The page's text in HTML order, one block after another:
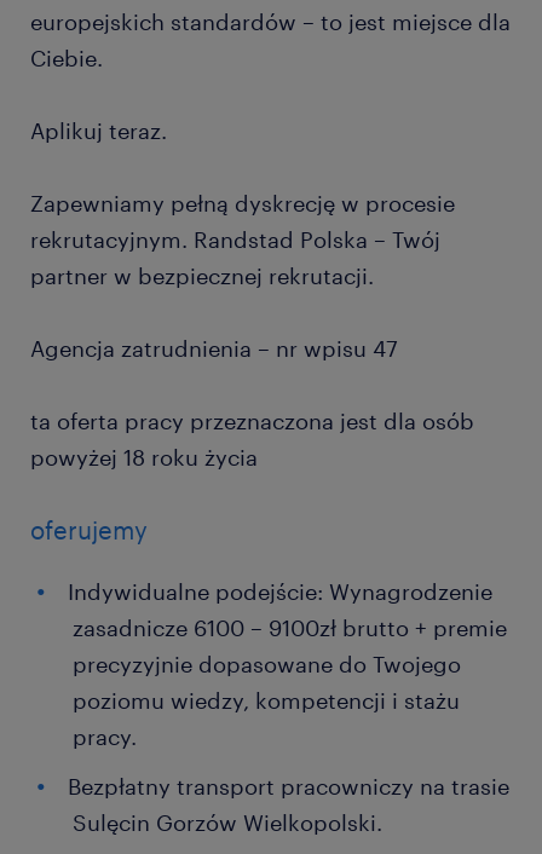
europejskich standardów – to jest miejsce dla
Ciebie.
Aplikuj teraz.
Zapewniamy pełną dyskrecję w procesie
rekrutacyjnym. Randstad Polska – Twój
partner w bezpiecznej rekrutacji.
Agencja zatrudnienia – nr wpisu 47
ta oferta pracy przeznaczona jest dla osób
powyżej 18 roku życia
oferujemy
Indywidualne podejście: Wynagrodzenie
zasadnicze 6100 – 9100zł brutto + premie
precyzyjnie dopasowane do Twojego
poziomu wiedzy, kompetencji i stażu
pracy.
Bezpłatny transport pracowniczy na trasie
Sulęcin Gorzów Wielkopolski.